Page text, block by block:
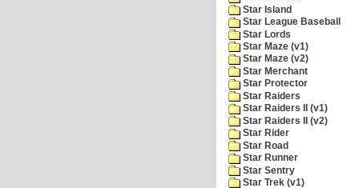
Star Island
Star League Baseball
Star Lords
Star Maze (v1)
Star Maze (v2)
Star Merchant
Star Protector
Star Raiders
Star Raiders II (v1)
Star Raiders II (v2)
Star Rider
Star Road
Star Runner
Star Sentry
Star Trek (v1)